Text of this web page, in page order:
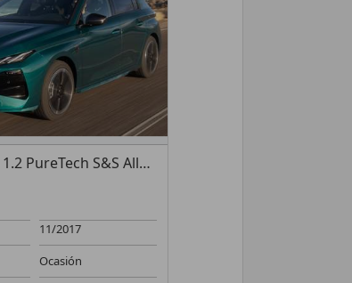
1.2 PureTech S&S Allure EAT6 130
11/2017
Ocasión